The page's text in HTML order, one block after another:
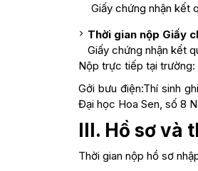
Giấy chứng nhận kết
Thời gian nộp Giấy
Giấy chứng nhận kết
Nộp trực tiếp tại trường:
Gởi bưu điện:Thí sinh
Đại học Hoa Sen, số 8
III. Hồ sơ và
Thời gian nộp hồ sơ